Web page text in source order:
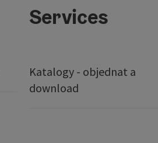
Services
Katalogy - objednat a
download